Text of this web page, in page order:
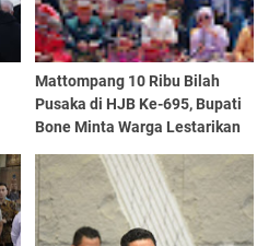
Mattompang 10 Ribu Bilah
Pusaka di HJB Ke-695, Bupati
Bone Minta Warga Lestarikan